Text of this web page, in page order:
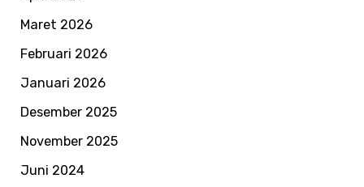
Maret 2026
Februari 2026
Januari 2026
Desember 2025
November 2025
Juni 2024